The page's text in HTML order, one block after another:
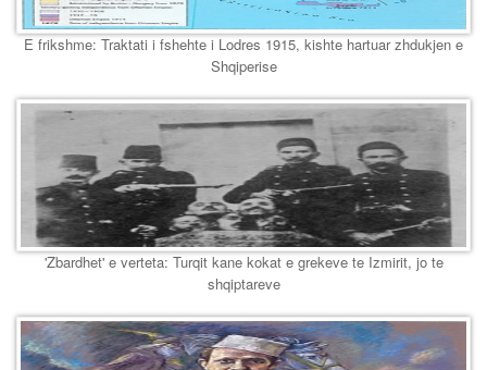
E frikshme: Traktati i fshehte i Lodres 1915, kishte hartuar zhdukjen e
Shqiperise
'Zbardhet' e verteta: Turqit kane kokat e grekeve te Izmirit, jo te
shqiptareve